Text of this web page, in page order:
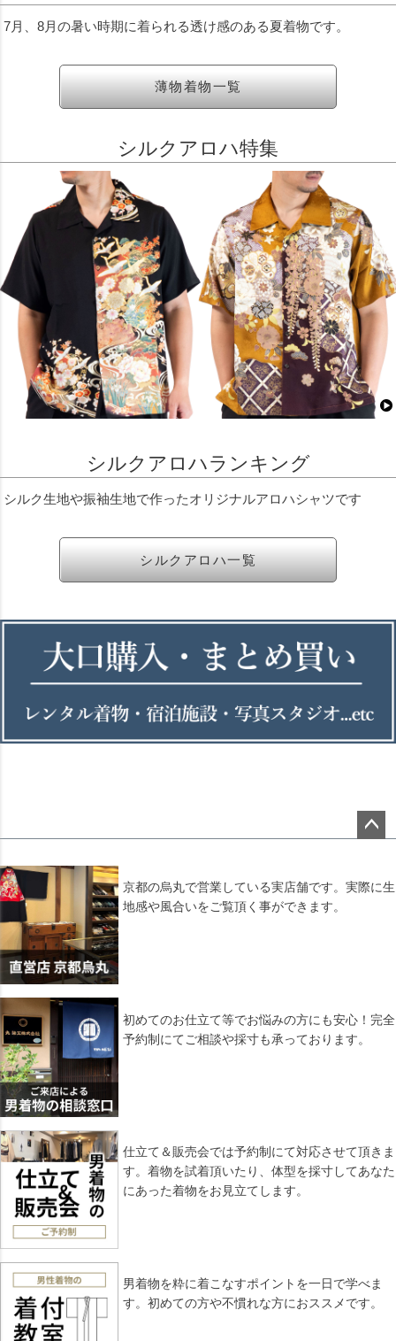
7月、8月の暑い時期に着られる透け感のある夏着物です。
薄物着物一覧
シルクアロハ特集
シルクアロハランキング
シルク生地や振袖生地で作ったオリジナルアロハシャツです
シルクアロハ一覧
ップ
京都の烏丸で営業している実店舗です。実際に生
地感や風合いをご覧頂く事ができます。
初めてのお仕立て等でお悩みの方にも安心！完全
予約制にてご相談や採寸も承っております。
仕立て＆販売会では予約制にて対応させて頂きま
す。着物を試着頂いたり、体型を採寸してあなた
にあった着物をお見立てします。
男着物を粋に着こなすポイントを一日で学べま
す。初めての方や不慣れな方におススメです。